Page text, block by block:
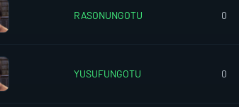
RASONUNGOTU 0
YUSUFUNGOTU 0